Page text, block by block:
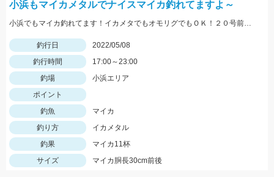
小浜もマイカメタルでナイスマイカ釣れてますよ～
小浜でもマイカ釣れてます！イカメタでもオモリグでもＯＫ！２０号前後用意していきましょう
釣行日
2022/05/08
釣行時間
17:00～23:00
釣場
小浜エリア
ポイント
釣魚
マイカ
釣り方
イカメタル
釣果
マイカ11杯
サイズ
マイカ胴長30cm前後